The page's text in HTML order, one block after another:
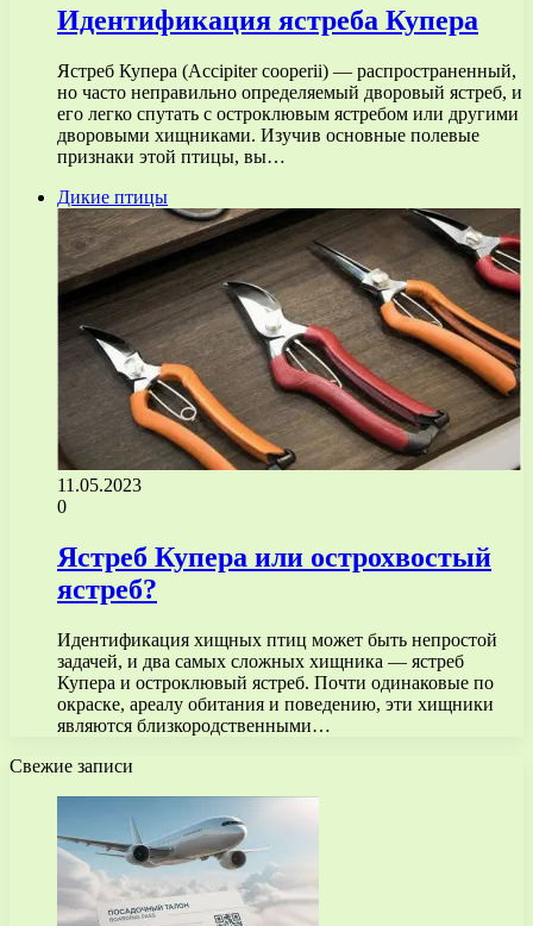
Идентификация ястреба Купера
Ястреб Купера (Accipiter cooperii) — распространенный,
но часто неправильно определяемый дворовый ястреб, и
его легко спутать с остроклювым ястребом или другими
дворовыми хищниками. Изучив основные полевые
признаки этой птицы, вы…
Дикие птицы
11.05.2023
0
Ястреб Купера или острохвостый
ястреб?
Идентификация хищных птиц может быть непростой
задачей, и два самых сложных хищника — ястреб
Купера и остроклювый ястреб. Почти одинаковые по
окраске, ареалу обитания и поведению, эти хищники
являются близкородственными…
Свежие записи